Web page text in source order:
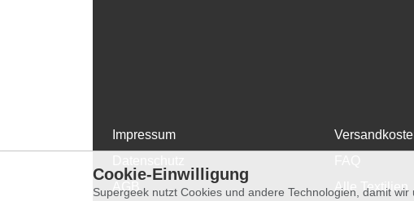
Impressum
Alle Textilien
Cookie-Einwilligung
Supergeek nutzt Cookies und andere Technologien, damit